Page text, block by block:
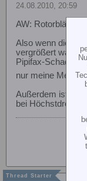
24.08.2010, 20:59
AW: Rotorblätter
Also wenn die
vergrößert wären,
Pipifax-Schaden.
nur meine
Außerdem ist der
bei Höchstdrehzahl.